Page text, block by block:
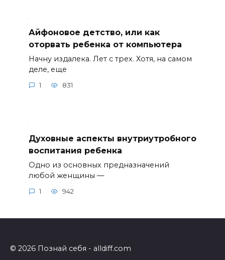
Айфоновое детство, или как
оторвать ребенка от компьютера
Начну издалека. Лет с трех. Хотя, на самом
деле, еще
1 831
Духовные аспекты внутриутробного
воспитания ребенка
Одно из основных предназначений
любой женщины —
1 942
© 2026 Познай себя - alldiff.com